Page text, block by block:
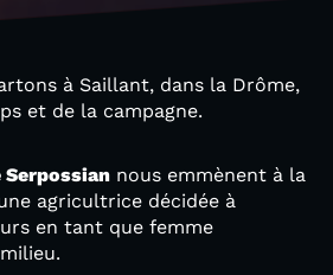
à Saillant, dans la Drôme,
et de la campagne.
Serpossian nous emmènent à la
agricultrice décidée à
en tant que femme